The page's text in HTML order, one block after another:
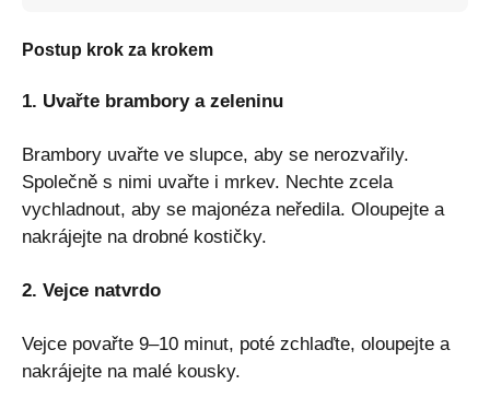
Postup krok za krokem
1. Uvařte brambory a zeleninu
Brambory uvařte ve slupce, aby se nerozvařily.
Společně s nimi uvařte i mrkev. Nechte zcela
vychladnout, aby se majonéza neředila. Oloupejte a
nakrájejte na drobné kostičky.
2. Vejce natvrdo
Vejce povařte 9–10 minut, poté zchlaďte, oloupejte a
nakrájejte na malé kousky.